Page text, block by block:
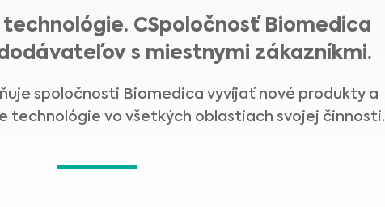
CSpoločnosť Biomedica
s miestnymi zákazníkmi.
spoločnosti Biomedica vyvíjať nové produkty a
technológie vo všetkých oblastiach svojej činnosti.